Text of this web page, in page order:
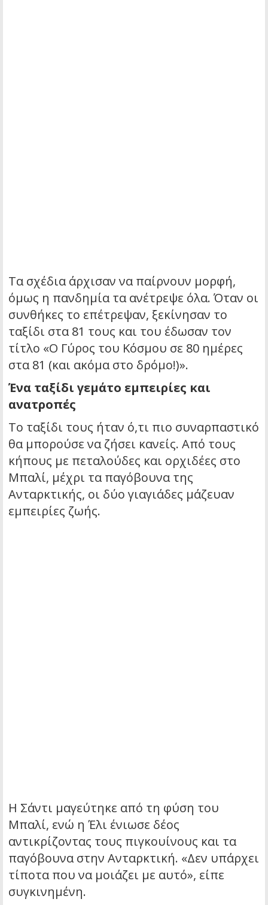
Τα σχέδια άρχισαν να παίρνουν μορφή,
όμως η πανδημία τα ανέτρεψε όλα. Όταν οι
συνθήκες το επέτρεψαν, ξεκίνησαν το
ταξίδι στα 81 τους και του έδωσαν τον
τίτλο «Ο Γύρος του Κόσμου σε 80 ημέρες
στα 81 (και ακόμα στο δρόμο!)».
Ένα ταξίδι γεμάτο εμπειρίες και
ανατροπές
Το ταξίδι τους ήταν ό,τι πιο συναρπαστικό
θα μπορούσε να ζήσει κανείς. Από τους
κήπους με πεταλούδες και ορχιδέες στο
Μπαλί, μέχρι τα παγόβουνα της
Ανταρκτικής, οι δύο γιαγιάδες μάζευαν
εμπειρίες ζωής.
Η Σάντι μαγεύτηκε από τη φύση του
Μπαλί, ενώ η Έλι ένιωσε δέος
αντικρίζοντας τους πιγκουίνους και τα
παγόβουνα στην Ανταρκτική. «Δεν υπάρχει
τίποτα που να μοιάζει με αυτό», είπε
συγκινημένη.